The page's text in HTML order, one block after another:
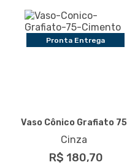
Pronta Entrega
Vaso Cônico Grafiato 75
Cinza
R$ 180,70